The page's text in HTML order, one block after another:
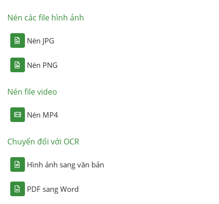
Nén các file hình ảnh
Nén JPG
Nén PNG
Nén file video
Nén MP4
Chuyển đổi với OCR
Hình ảnh sang văn bản
PDF sang Word